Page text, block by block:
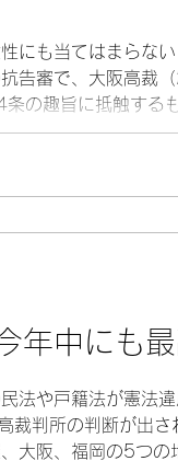
にも当てはまらな
告審で、大阪高裁
の趣旨に抵触する
るべきだとし、抗
歳代）は、生物学的
取扱いを受けるこ
年中にも
法や戸籍法が憲法
裁判所の判断が出
大阪、福岡の5つ